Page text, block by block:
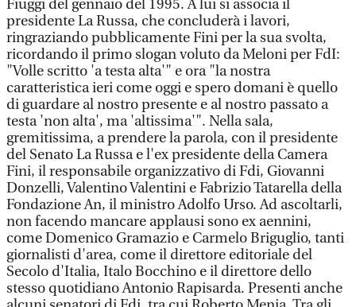
Fiuggi del gennaio del 1995. A lui si associa il
presidente La Russa, che concluderà i lavori,
ringraziando pubblicamente Fini per la sua svolta,
ricordando il primo slogan voluto da Meloni per FdI:
"Volle scritto 'a testa alta'" e ora "la nostra
caratteristica ieri come oggi e spero domani è quello
di guardare al nostro presente e al nostro passato a
testa 'non alta', ma 'altissima'". Nella sala,
gremitissima, a prendere la parola, con il presidente
del Senato La Russa e l'ex presidente della Camera
Fini, il responsabile organizzativo di Fdi, Giovanni
Donzelli, Valentino Valentini e Fabrizio Tatarella della
Fondazione An, il ministro Adolfo Urso. Ad ascoltarli,
non facendo mancare applausi sono ex aennini,
come Domenico Gramazio e Carmelo Briguglio, tanti
giornalisti d'area, come il direttore editoriale del
Secolo d'Italia, Italo Bocchino e il direttore dello
stesso quotidiano Antonio Rapisarda. Presenti anche